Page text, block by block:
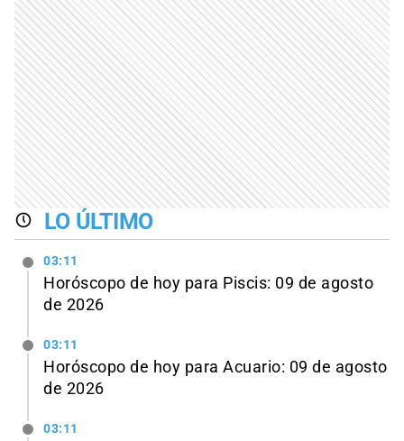
LO ÚLTIMO
03:11
Horóscopo de hoy para Piscis: 09 de agosto
de 2026
03:11
Horóscopo de hoy para Acuario: 09 de agosto
de 2026
03:11